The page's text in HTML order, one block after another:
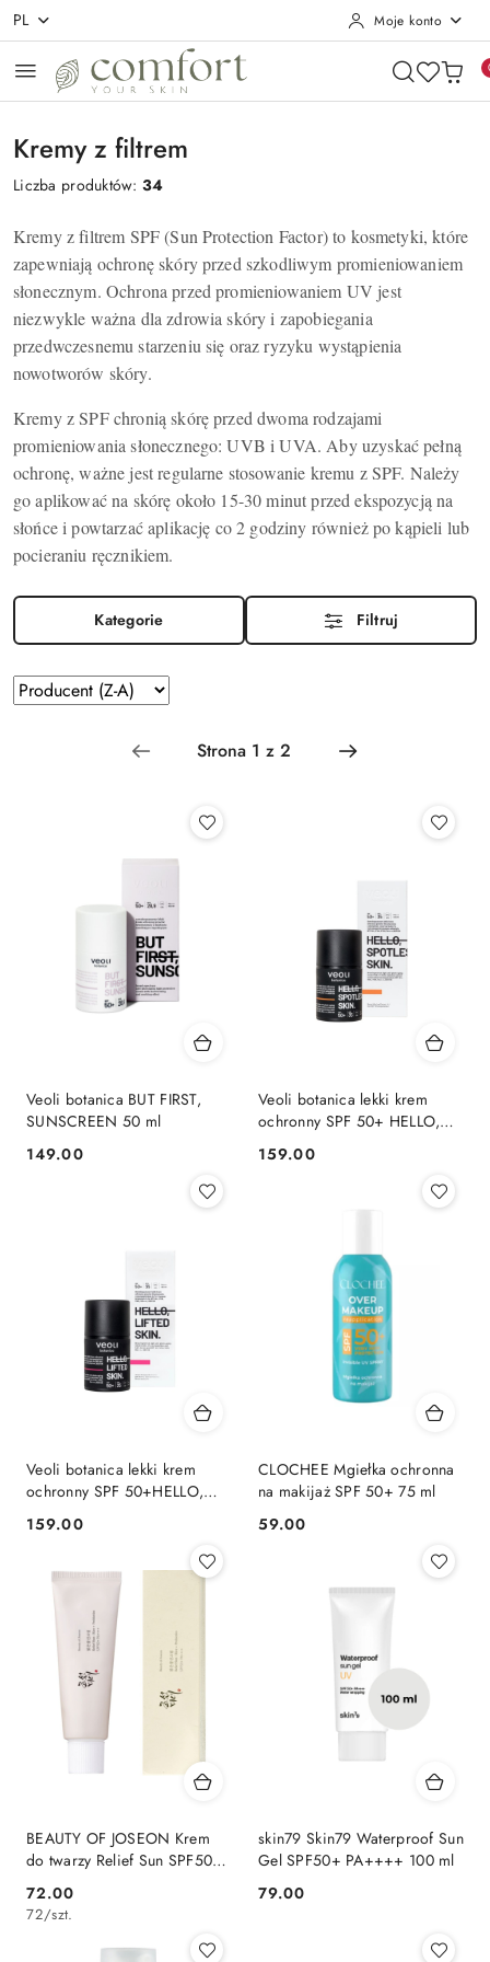
Przejdź do treści głównej
Przejdź do wyszukiwarki
Przejdź do moje konto
Przejdź do menu głównego
Przejdź do stopki
PL Moje konto
Kremy z filtrem
Liczba produktów:34
Kremy z filtrem SPF (Sun Protection Factor) to kosmetyki, które
zapewniają ochronę skóry przed szkodliwym promieniowaniem
słonecznym. Ochrona przed promieniowaniem UV jest
niezwykle ważna dla zdrowia skóry i zapobiegania
przedwczesnemu starzeniu się oraz ryzyku wystąpienia
nowotworów skóry.
Kremy z SPF chronią skórę przed dwoma rodzajami
promieniowania słonecznego: UVB i UVA. Aby uzyskać pełną
ochronę, ważne jest regularne stosowanie kremu z SPF. Należy
go aplikować na skórę około 15-30 minut przed ekspozycją na
słońce i powtarzać aplikację co 2 godziny również po kąpieli lub
pocieraniu ręcznikiem.
Kategorie Filtruj
Zastosowano
sortowanie:
Sortuj
według
Veoli botanica BUT FIRST,
SUNSCREEN 50 ml
Cena:
149.00
Veoli botanica lekki krem
ochronny SPF 50+ HELLO,
SPOTLESS SKIN
Cena:
159.00
Veoli botanica lekki krem
ochronny SPF 50+HELLO,
Cena:
159.00
CLOCHEE Mgiełka ochronna
na makijaż SPF 50+ 75 ml
Cena:
59.00
BEAUTY OF JOSEON Krem
do twarzy Relief Sun SPF50+,
PA++++ 50 ml
Cena:
72.00
72/szt.
skin79 Skin79 Waterproof Sun
Gel SPF50+ PA++++ 100 ml
Cena:
79.00